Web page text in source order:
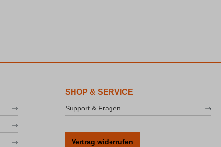
SHOP & SERVICE
Support & Fragen
Vertrag widerrufen